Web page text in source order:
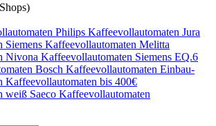
Philips Kaffeevollautomaten Jura
Siemens Kaffeevollautomaten Melitta
Nivona Kaffeevollautomaten Siemens EQ.6
Bosch Kaffeevollautomaten Einbau-
Kaffeevollautomaten bis 400€
weiß Saeco Kaffeevollautomaten